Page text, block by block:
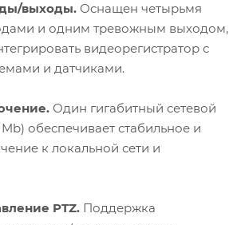
выходы. Оснащен четырьмя
и одним тревожным выходом,
видеорегистратор с
и датчиками.
Один гигабитный сетевой
обеспечивает стабильное и
к локальной сети и
PTZ. Поддержка